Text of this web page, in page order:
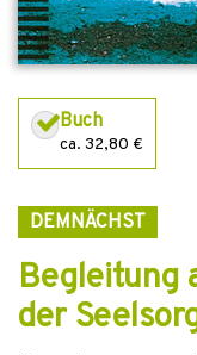
Buch
ca. 32,80 €
DEMNÄCHST
Begleitung
der